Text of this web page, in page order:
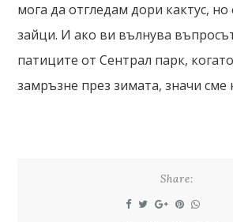
мога да отгледам дори кактус,
зайци. И ако ви вълнува
патиците от Сентрал парк,
замръзне през зимата, значи сме
Share: